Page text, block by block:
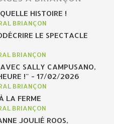
HISTOIRE !
BRIANÇON
LE SPECTACLE
BRIANÇON
SALLY CAMPUSANO,
!" - 17/02/2026
BRIANÇON
LA FERME
BRIANÇON
JOULIÉ ROOS,